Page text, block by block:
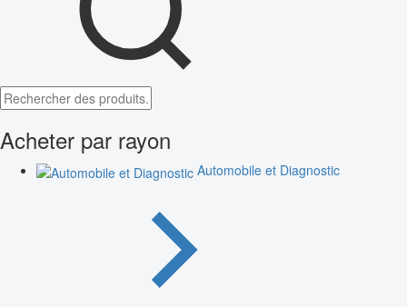
Acheter par rayon
Automobile et Diagnostic